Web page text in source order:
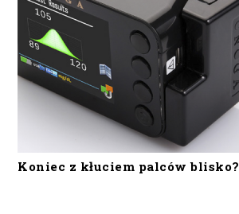
Koniec z kłuciem palców blisko?